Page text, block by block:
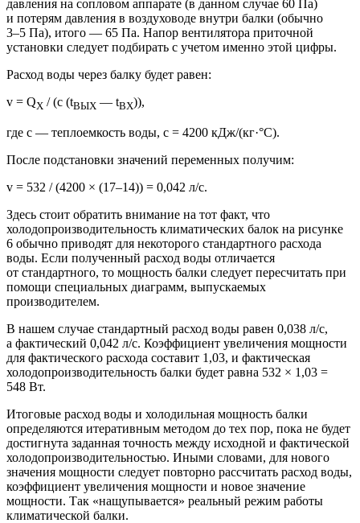
давления на сопловом аппарате (в данном случае ​60 Па)
и потерям давления в воздуховоде внутри балки (обычно
3–5 Па), итого — ​65 Па. Напор вентилятора приточной
установки следует подбирать с учетом именно этой цифры.
Расход воды через балку будет равен:
v = QX / (с (tВЫХ — ​tВХ)),
где с — ​теплоемкость воды, с = 4200 кДж/(кг·°C).
После подстановки значений переменных получим:
v = 532 / (4200 × (17–14)) = 0,042 л/с.
Здесь стоит обратить внимание на тот факт, что
холодопроизводительность климатических балок на рисунке
6 обычно приводят для некоторого стандартного расхода
воды. Если полученный расход воды отличается
от стандартного, то мощность балки следует пересчитать при
помощи специальных диаграмм, выпускаемых
производителем.
В нашем случае стандартный расход воды равен 0,038 л/с,
а фактический 0,042 л/с. Коэффициент увеличения мощности
для фактического расхода составит 1,03, и фактическая
холодопроизводительность балки будет равна 532 × 1,03 =
548 Вт.
Итоговые расход воды и холодильная мощность балки
определяются итеративным методом до тех пор, пока не будет
достигнута заданная точность между исходной и фактической
холодопроизводительностью. Иными словами, для нового
значения мощности следует повторно рассчитать расход воды,
коэффициент увеличения мощности и новое значение
мощности. Так «нащупывается» реальный режим работы
климатической балки.